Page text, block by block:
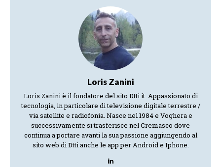
Loris Zanini
Loris Zanini è il fondatore del sito Dtti.it. Appassionato di
tecnologia, in particolare di televisione digitale terrestre /
via satellite e radiofonia. Nasce nel 1984 e Voghera e
successivamente si trasferisce nel Cremasco dove
continua a portare avanti la sua passione aggiungendo al
sito web di Dtti anche le app per Android e Iphone.